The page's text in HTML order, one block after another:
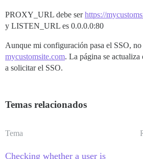
PROXY_URL debe serhttps://
y LISTEN_URL es 0.0.0.0:80
Aunque mi configuración pasa el SSO, no
mycustomsite.com. La página se
a solicitar el SSO.
Temas relacionados
Tema
Checking whether a user is